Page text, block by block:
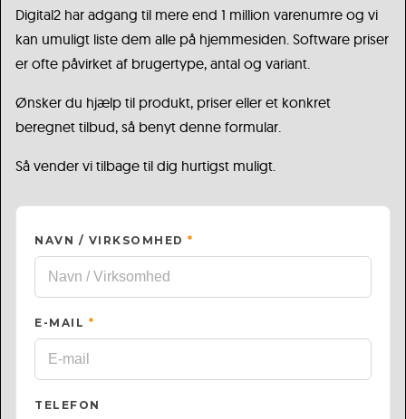
Digital2 har adgang til mere end 1 million varenumre og vi
kan umuligt liste dem alle på hjemmesiden. Software priser
er ofte påvirket af brugertype, antal og variant.
Ønsker du hjælp til produkt, priser eller et konkret
beregnet tilbud, så benyt denne formular.
Så vender vi tilbage til dig hurtigst muligt.
NAVN / VIRKSOMHED *
E-MAIL *
TELEFON